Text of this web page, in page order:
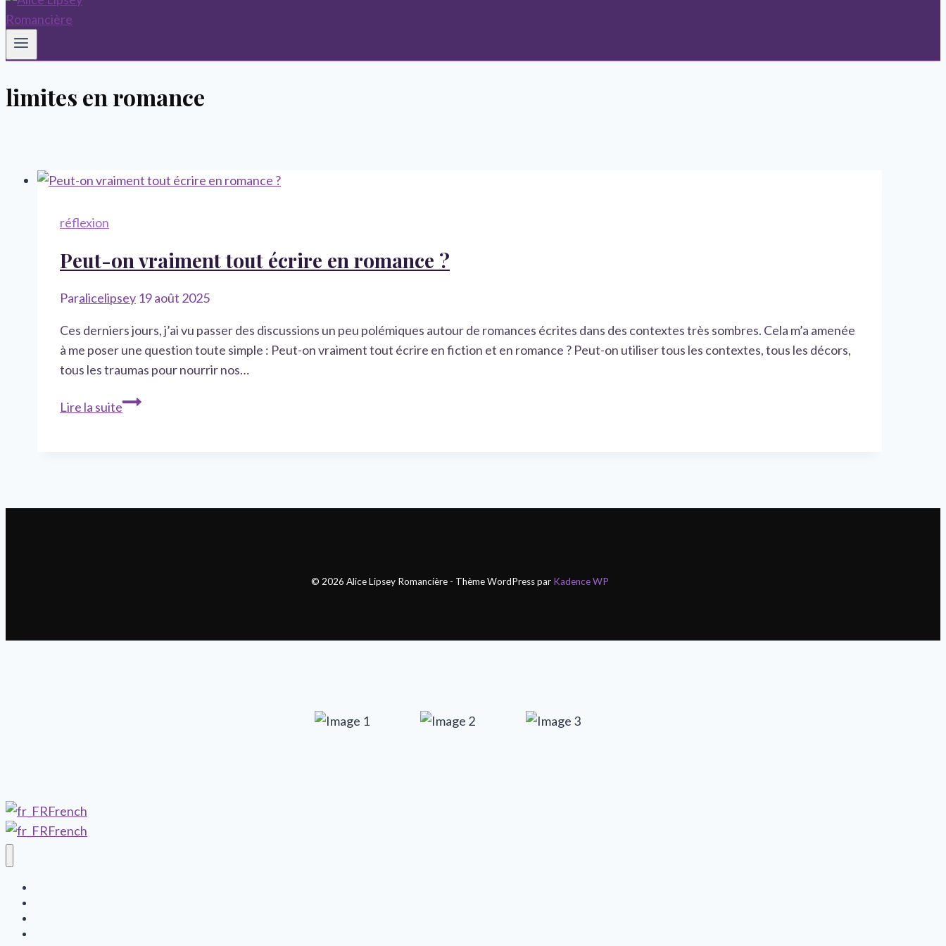
limites en romance
réflexion
Peut-on vraiment tout écrire en romance ?
Paralicelipsey 19 août 2025
Ces derniers jours, j’ai vu passer des discussions un peu polémiques autour de romances écrites dans des contextes très sombres. Cela m’a amenée
à me poser une question toute simple : Peut-on vraiment tout écrire en fiction et en romance ? Peut-on utiliser tous les contextes, tous les décors,
tous les traumas pour nourrir nos…
Lire la suitePeut-
© 2026 Alice Lipsey Romancière - Thème WordPress par Kadence WP
French
French